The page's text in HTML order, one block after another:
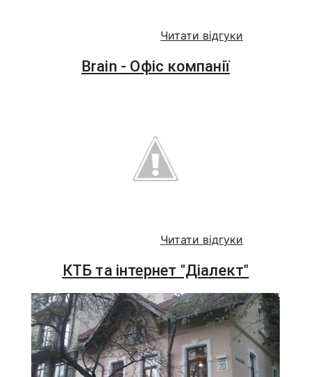
Читати відгуки
Brain - Офіс компанії
Читати відгуки
КТБ та інтернет "Діалект"